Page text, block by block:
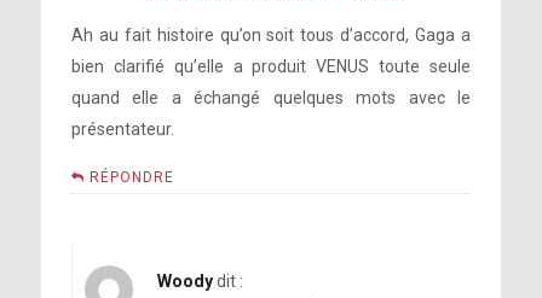
Ah au fait histoire qu’on soit tous d’accord, Gaga a
bien clarifié qu’elle a produit VENUS toute seule
quand elle a échangé quelques mots avec le
présentateur.
RÉPONDRE
Woody dit :